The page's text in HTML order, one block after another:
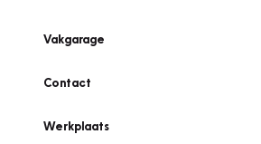
Vakgarage
Contact
Werkplaats